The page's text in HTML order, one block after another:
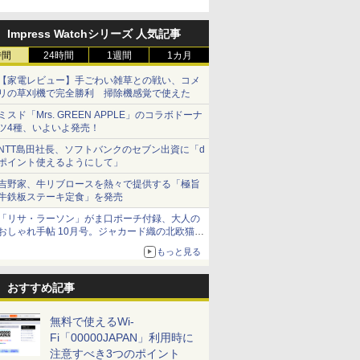
Impress Watchシリーズ 人気記事
24時間 1週間 1カ月
家電レビュー】手ごわい雑草との戦い、コメ
の草刈機で完全勝利 掃除機感覚で使えた
スド「Mrs. GREEN APPLE」のコラボドーナ
4種、いよいよ発売！
島田社長、ソフトバンクのセブン出資に「d
イント使えるようにして」
野家、牛リブロースを熱々で提供する「極旨
鉄板ステーキ定食」を発売
リサ・ラーソン」がま口ポーチ付録、大人の
しゃれ手帖 10月号。ジャカード織の北欧猫デ
もっと見る
おすすめ記事
無料で使えるWi-
Fi「00000JAPAN」利用時に
注意すべき3つのポイント